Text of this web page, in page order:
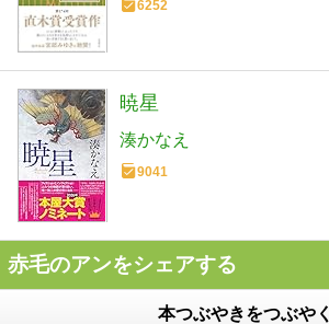
6252
暁星
湊かなえ
9041
赤毛のアンをシェアする
本つぶやきをつぶやく